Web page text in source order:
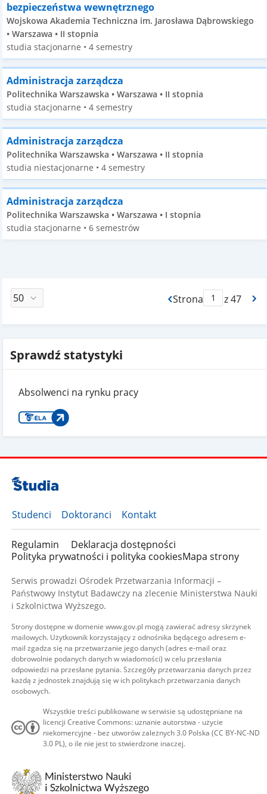
bezpieczeństwa wewnętrznego
Wojskowa Akademia Techniczna im. Jarosława Dąbrowskiego
• Warszawa • II stopnia
studia stacjonarne • 4 semestry
Administracja zarządcza
Politechnika Warszawska • Warszawa • II stopnia
studia stacjonarne • 4 semestry
Administracja zarządcza
Politechnika Warszawska • Warszawa • II stopnia
studia niestacjonarne • 4 semestry
Administracja zarządcza
Politechnika Warszawska • Warszawa • I stopnia
studia stacjonarne • 6 semestrów
Strona
Max Stronaz 47
Sprawdź statystyki
Absolwenci na rynku pracy
Studenci Doktoranci Kontakt
Regulamin
Deklaracja dostępności
Polityka prywatności i polityka cookiesMapa strony
Serwis prowadzi Ośrodek Przetwarzania Informacji –
Państwowy Instytut Badawczy na zlecenie Ministerstwa Nauki
i Szkolnictwa Wyższego.
Strony dostępne w domenie www.gov.pl mogą zawierać adresy skrzynek
mailowych. Użytkownik korzystający z odnośnika będącego adresem e-
mail zgadza się na przetwarzanie jego danych (adres e-mail oraz
dobrowolnie podanych danych w wiadomości) w celu przesłania
odpowiedzi na przesłane pytania. Szczegóły przetwarzania danych przez
każdą z jednostek znajdują się w ich politykach przetwarzania danych
osobowych.
Wszystkie treści publikowane w serwisie są udostępniane na
licencji Creative Commons: uznanie autorstwa - użycie
niekomercyjne - bez utworów zależnych 3.0 Polska (CC BY-NC-ND
3.0 PL), o ile nie jest to stwierdzone inaczej.